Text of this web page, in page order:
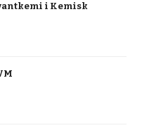
i Kemisk